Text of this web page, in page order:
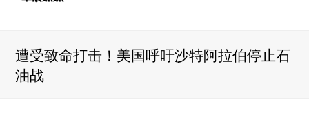
遭受致命打击！美国呼吁沙特阿拉伯停止石
油战